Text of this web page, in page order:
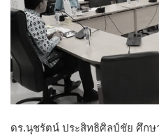
ดร.นุชรัตน์ ประสิทธิศิลป์ชัย ศึกษ